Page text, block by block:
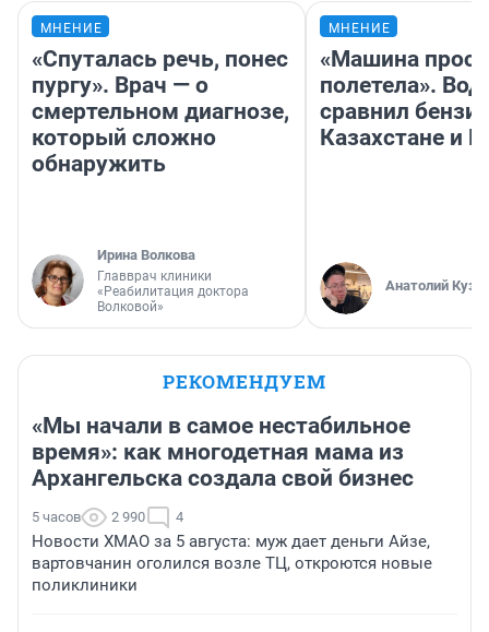
МНЕНИЕ
«Спуталась речь, понес
пургу». Врач — о
смертельном диагнозе,
который сложно
обнаружить
Ирина Волкова
Главврач клиники
«Реабилитация доктора
Волковой»
МНЕНИЕ
«Машина
полетела».
сравнил
Казахстане и
Анатолий
РЕКОМЕНДУЕМ
«Мы начали в самое нестабильное
время»: как многодетная мама из
Архангельска создала свой бизнес
5 часов 2 990 4
Новости ХМАО за 5 августа: муж дает деньги Айзе,
вартовчанин оголился возле ТЦ, откроются новые
поликлиники